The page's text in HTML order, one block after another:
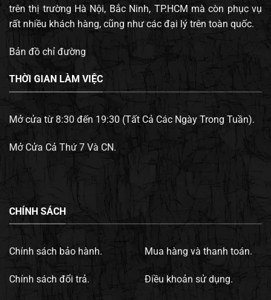
trên thị trường Hà Nội, Bắc Ninh, TP.HCM mà còn phục vụ
rất nhiều khách hàng, cũng như các đại lý trên toàn quốc.
Bản đồ chỉ đường
THỜI GIAN LÀM VIỆC
Mở cửa từ 8:30 đến 19:30 (Tất Cả Các Ngày Trong Tuần).
Mở Cửa Cả Thứ 7 Và CN.
CHÍNH SÁCH
Chính sách bảo hành.
Chính sách đổi trả.
Mua hàng và thanh toán.
Điều khoản sử dụng.